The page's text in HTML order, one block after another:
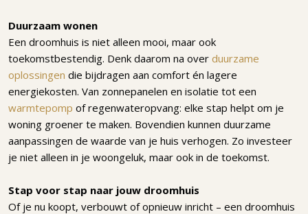
Duurzaam wonen
Een droomhuis is niet alleen mooi, maar ook
toekomstbestendig. Denk daarom na over duurzame
oplossingen die bijdragen aan comfort én lagere
energiekosten. Van zonnepanelen en isolatie tot een
warmtepomp of regenwateropvang: elke stap helpt om je
woning groener te maken. Bovendien kunnen duurzame
aanpassingen de waarde van je huis verhogen. Zo investeer
je niet alleen in je woongeluk, maar ook in de toekomst.
Stap voor stap naar jouw droomhuis
Of je nu koopt, verbouwt of opnieuw inricht – een droomhuis